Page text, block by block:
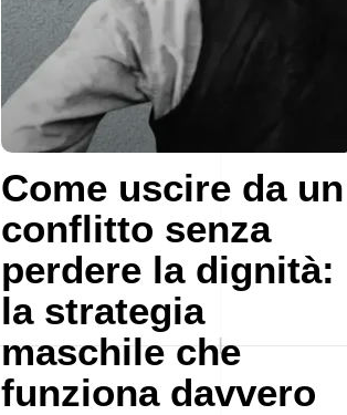
Come uscire da un
conflitto senza
perdere la dignità:
la strategia
maschile che
funziona davvero